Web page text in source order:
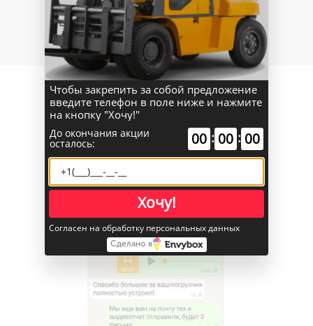
Узнать подробнее
Отзывыотклиентов
Чтобы закрепить за собой предложение
введите телефон в поле ниже и нажмите
на кнопку "Хочу!"
До окончания акции
осталось: 00 : 00 : 00
Хочу!
Согласен на обработку персональных данных
Сделано в